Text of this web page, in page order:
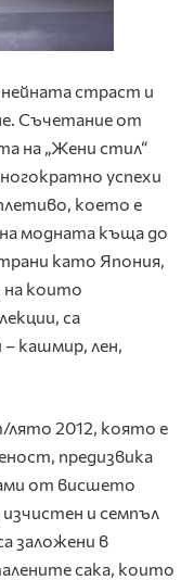
страст и
Съчетание от
на „Жени стил“
успехи
което е
модната къща до
като Япония,
които
са
кашмир, лен,
лято 2012, която е
предизвика
от висшето
и семпъл
заложени в
сака, които